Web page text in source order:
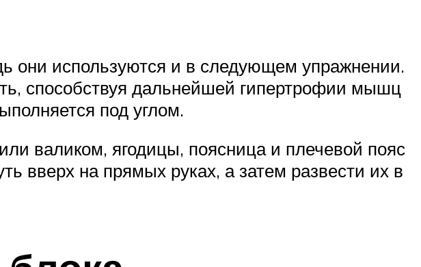
они используются и в следующем упражнении.
способствуя дальнейшей гипертрофии мышц
под углом.
валиком, ягодицы, поясница и плечевой пояс
вверх на прямых руках, а затем развести их в